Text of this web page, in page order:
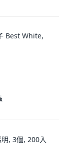
Best White,
, 3個, 200入